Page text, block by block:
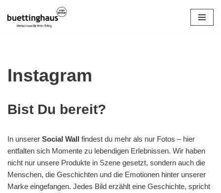
Zum
Instagram
Bist Du bereit?
In unserer Social Wall findest du mehr als nur Fotos – hier
entfalten sich Momente zu lebendigen Erlebnissen. Wir haben
nicht nur unsere Produkte in Szene gesetzt, sondern auch die
Menschen, die Geschichten und die Emotionen hinter unserer
Marke eingefangen. Jedes Bild erzählt eine Geschichte, spricht